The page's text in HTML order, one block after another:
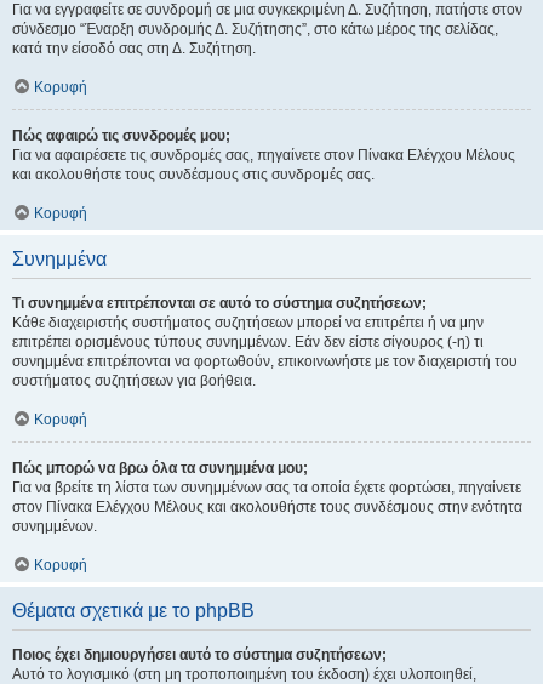
Για να εγγραφείτε σε συνδρομή σε μια συγκεκριμένη Δ. Συζήτηση, πατήστε στον
σύνδεσμο “Έναρξη συνδρομής Δ. Συζήτησης”, στο κάτω μέρος της σελίδας,
κατά την είσοδό σας στη Δ. Συζήτηση.
Κορυφή
Πώς αφαιρώ τις συνδρομές μου;
Για να αφαιρέσετε τις συνδρομές σας, πηγαίνετε στον Πίνακα Ελέγχου Μέλους
και ακολουθήστε τους συνδέσμους στις συνδρομές σας.
Κορυφή
Συνημμένα
Τι συνημμένα επιτρέπονται σε αυτό το σύστημα συζητήσεων;
Κάθε διαχειριστής συστήματος συζητήσεων μπορεί να επιτρέπει ή να μην
επιτρέπει ορισμένους τύπους συνημμένων. Εάν δεν είστε σίγουρος (-η) τι
συνημμένα επιτρέπονται να φορτωθούν, επικοινωνήστε με τον διαχειριστή του
συστήματος συζητήσεων για βοήθεια.
Κορυφή
Πώς μπορώ να βρω όλα τα συνημμένα μου;
Για να βρείτε τη λίστα των συνημμένων σας τα οποία έχετε φορτώσει, πηγαίνετε
στον Πίνακα Ελέγχου Μέλους και ακολουθήστε τους συνδέσμους στην ενότητα
συνημμένων.
Κορυφή
Θέματα σχετικά με το phpBB
Ποιος έχει δημιουργήσει αυτό το σύστημα συζητήσεων;
Αυτό το λογισμικό (στη μη τροποποιημένη του έκδοση) έχει υλοποιηθεί,